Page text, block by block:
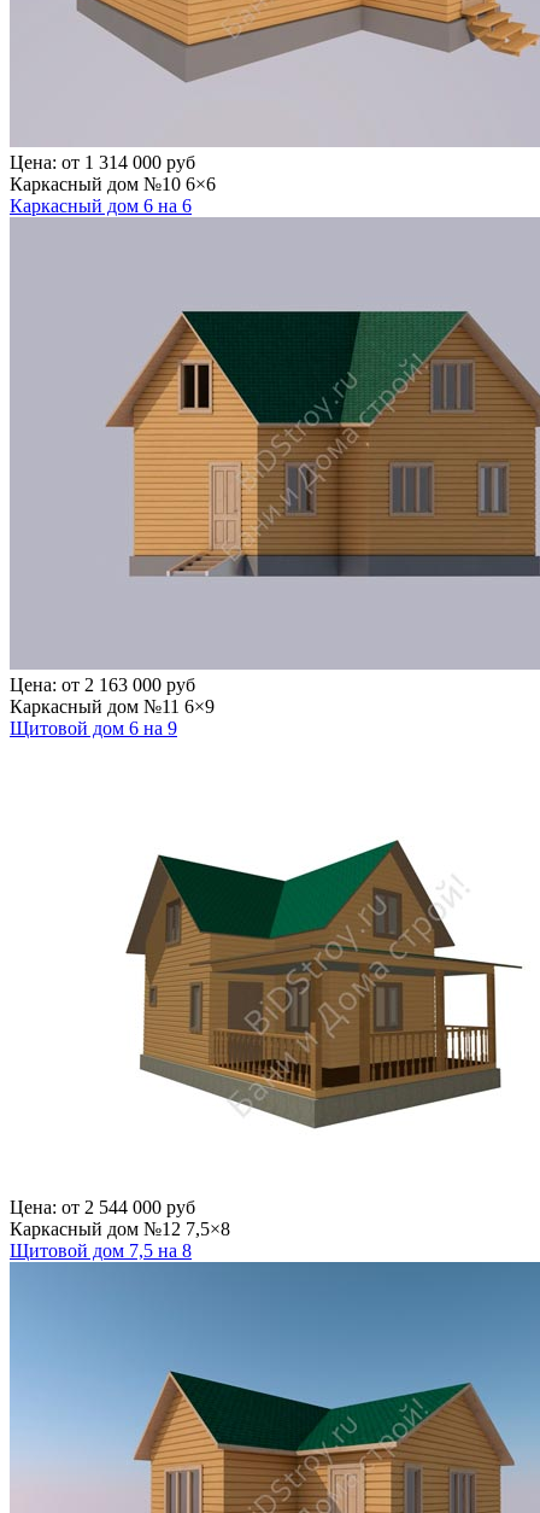
Цена: от 1 314 000 руб
Каркасный дом №10 6×6
Каркасный дом 6 на 6
Цена: от 2 163 000 руб
Каркасный дом №11 6×9
Щитовой дом 6 на 9
Цена: от 2 544 000 руб
Каркасный дом №12 7,5×8
Щитовой дом 7,5 на 8